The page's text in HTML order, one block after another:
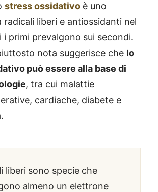
stress ossidativo è uno
radicali liberi e antiossidanti nel
i primi prevalgono sui secondi.
nota suggerisce che lo
può essere alla base di
, tra cui malattie
cardiache, diabete e
liberi sono specie che
almeno un elettrone